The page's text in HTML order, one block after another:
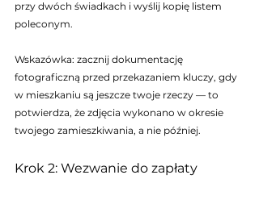
przy dwóch świadkach i wyślij kopię listem
poleconym.
Wskazówka: zacznij dokumentację
fotograficzną przed przekazaniem kluczy, gdy
w mieszkaniu są jeszcze twoje rzeczy — to
potwierdza, że zdjęcia wykonano w okresie
twojego zamieszkiwania, a nie później.
Krok 2: Wezwanie do zapłaty